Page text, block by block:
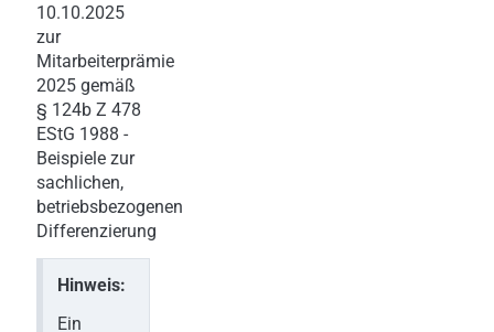
10.10.2025
zur
Mitarbeiterprämie
2025 gemäß
§ 124b Z 478
EStG 1988 -
Beispiele zur
sachlichen,
betriebsbezogenen
Differenzierung
Hinweis:
Ein